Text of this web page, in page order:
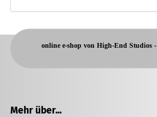
online e-shop von High-End Studios -
Mehr über...